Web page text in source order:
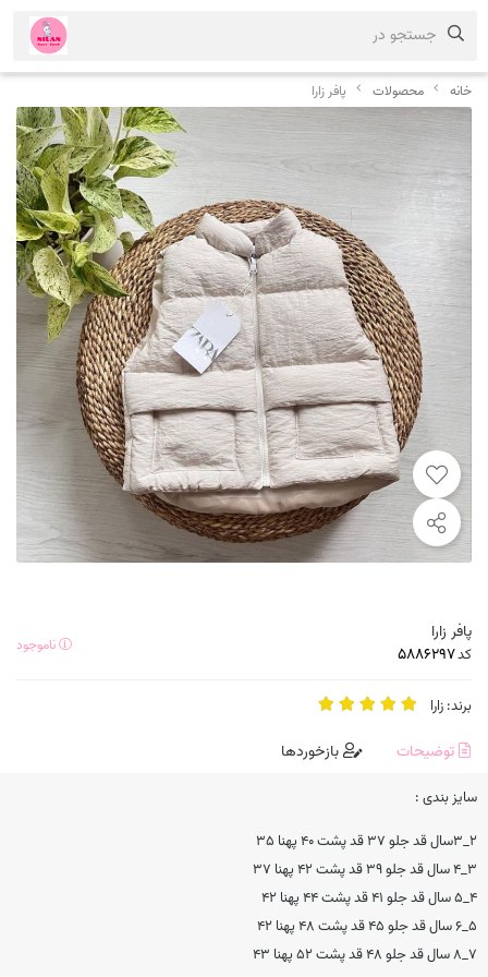
خانه محصولات پافر زارا
پافر زارا
کد ناموجود
برند: زارا
توضیحات بازخوردها
سایز بندی :
۲_۳سال قد جلو ۳۷ قد پشت ۴۰ پهنا ۳۵
۳_۴ سال قد جلو ۳۹ قد پشت ۴۲ پهنا ۳۷
۴_۵ سال قد جلو ۴۱ قد پشت ۴۴ پهنا ۴۲
۵_۶ سال قد جلو ۴۵ قد پشت ۴۸ پهنا ۴۲
۷_۸ سال قد جلو ۴۸ قد پشت ۵۲ پهنا ۴۳
جستجو در